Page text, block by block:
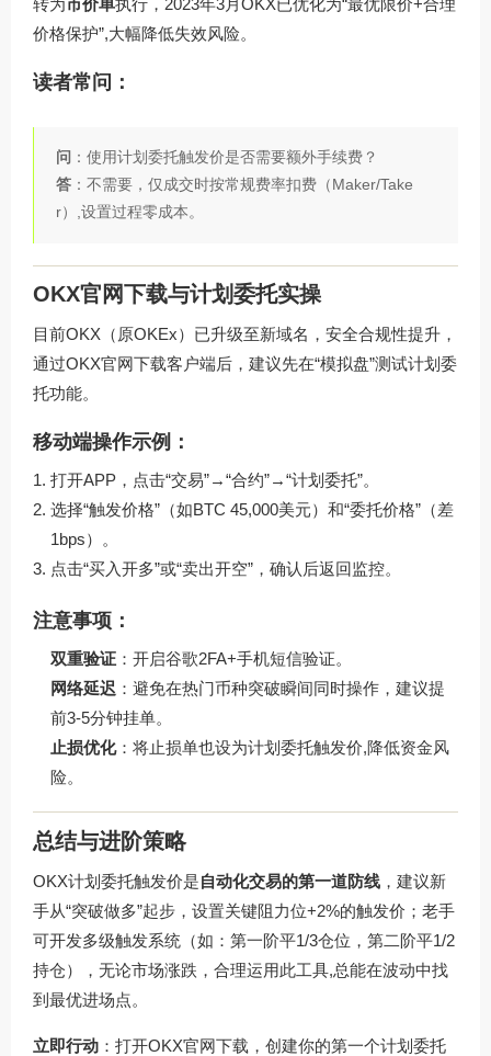
价格保护”,大幅降低失效风险。
读者常问：
问 ：使用计划委托触发价是否需要额外手续费？
答 ：不需要，仅成交时按常规费率扣费（Maker/Take
r）,设置过程零成本。
OKX官网下载与计划委托实操
目前OKX（原OKEx）已升级至新域名，安全合规性提升，
通过OKX官网下载客户端后，建议先在“模拟盘”测试计划委
托功能。
移动端操作示例：
打开APP，点击“交易”→“合约”→“计划委托”。
选择“触发价格”（如BTC 45,000美元）和“委托价格”（差
1bps）。
点击“买入开多”或“卖出开空”，确认后返回监控。
注意事项：
双重验证 ：开启谷歌2FA+手机短信验证。
网络延迟 ：避免在热门币种突破瞬间同时操作，建议提
前3-5分钟挂单。
止损优化：将止损单也设为计划委托触发价,降低资金风
险。
总结与进阶策略
OKX计划委托触发价是自动化交易的第一道防线 ，建议新
手从“突破做多”起步，设置关键阻力位+2%的触发价；老手
可开发多级触发系统（如：第一阶平1/3仓位，第二阶平1/2
持仓），无论市场涨跌，合理运用此工具,总能在波动中找
到最优进场点。
立即行动 ：打开OKX官网下载 ，创建你的第一个计划委托